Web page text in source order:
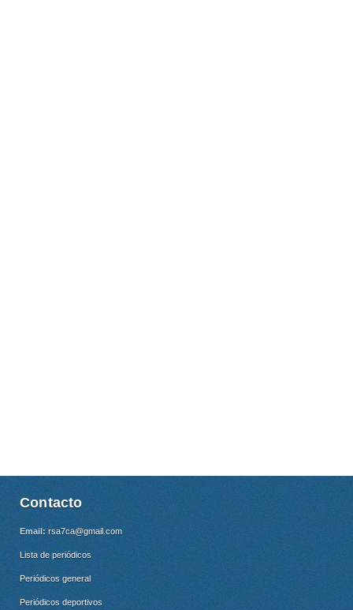
Contacto
Email: rsa7ca@gmail.com
Lista de periódicos
Periódicos general
Periódicos deportivos